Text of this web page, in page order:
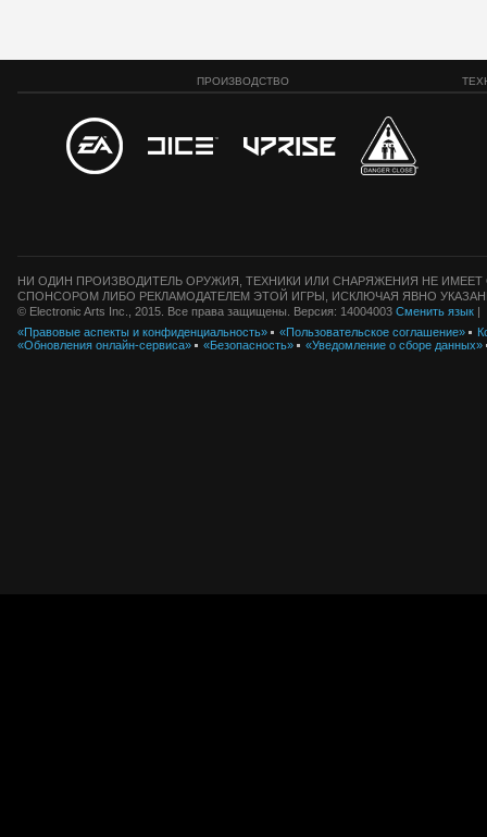
ПРОИЗВОДСТВО
НИ ОДИН ПРОИЗВОДИТЕЛЬ ОРУЖИЯ, ТЕХНИКИ ИЛИ СНАРЯЖЕНИЯ НЕ
СПОНСОРОМ ЛИБО РЕКЛАМОДАТЕЛЕМ ЭТОЙ ИГРЫ, ИСКЛЮЧАЯ ЯВНО
© Electronic Arts Inc., 2015. Все права защищены. Версия: 14004003 Сменить язык |
«Правовые аспекты и конфиденциальность»
«Пользовательское соглашение»
«Обновления онлайн-сервиса»
«Безопасность» «Уведомление о сборе данных»